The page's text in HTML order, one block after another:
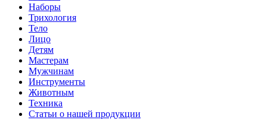
Наборы
Трихология
Тело
Лицо
Детям
Мастерам
Мужчинам
Инструменты
Животным
Техника
Статьи о нашей продукции